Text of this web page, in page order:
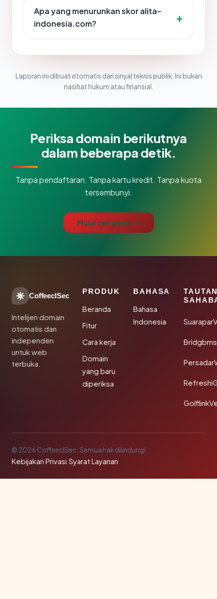
Apa yang menurunkan skor alita-
indonesia.com?
Laporan ini dibuat otomatis dari sinyal teknis publik. Ini bukan
nasihat hukum atau finansial.
Periksa domain berikutnya
dalam beberapa detik.
Tanpa pendaftaran. Tanpa kartu kredit. Tanpa kuota
tersembunyi.
Mulai cek gratis →
CoffeeclSec
Intelijen domain
otomatis dan
independen
untuk web
terbuka.
PRODUK
Beranda
Fitur
Cara kerja
Domain
yang baru
diperiksa
BAHASA
Bahasa
Indonesia
© 2026 CoffeeclSec. Semua hak dilindungi.
Kebijakan Privasi·Syarat Layanan